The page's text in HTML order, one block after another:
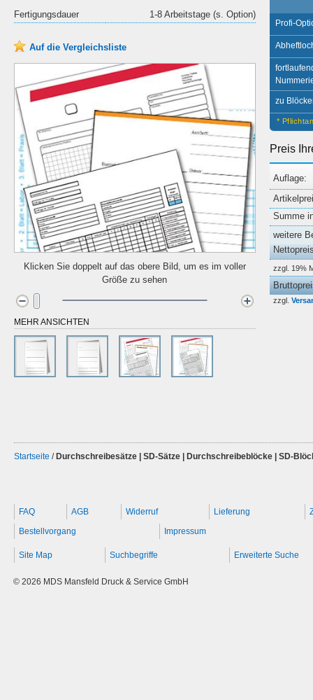
Fertigungsdauer 1-8 Arbeitstage (s. Option)
Auf die Vergleichsliste
Profi-
zu
*
Preis
Auflage:
Summe
weitere
zzgl. 19%
zzgl.
Klicken Sie doppelt auf das obere Bild, um es im voller
Größe zu sehen
MEHR ANSICHTEN
Startseite / Durchschreibesätze | SD-Sätze | Durchschreibeblöcke | SD-
FAQ AGB Widerruf Lieferung
Bestellvorgang
Impressum
Site Map Suchbegriffe Erweiterte Suche
© 2026 MDS Mansfeld Druck & Service GmbH